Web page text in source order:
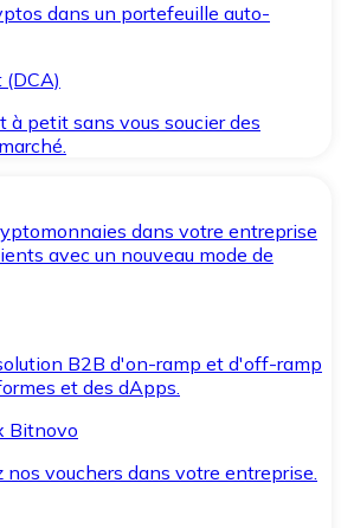
dans un portefeuille auto-
à petit sans vous soucier des
dans votre entreprise
avec un nouveau mode de
B2B d'on-ramp et d'off-ramp
et des dApps.
Bitnovo
nos vouchers dans votre entreprise.